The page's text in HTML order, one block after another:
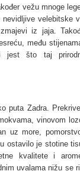
vežu mnoge
velebitske
iz jaja.
među
jest što taj
puta Zadra.
vinovom
uz more,
ostavilo je stotine
kvalitete i
uvalama nižu se